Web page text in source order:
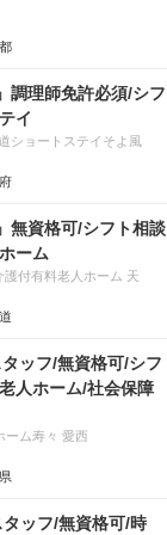
調理師免許必須/シフ
イ
ショートステイそよ風
無資格可/シフト相談
ーム
付有料老人ホーム 天
ッフ/無資格可/シフ
人ホーム/社会保障
ーム寿々 愛西
タッフ/無資格可/時